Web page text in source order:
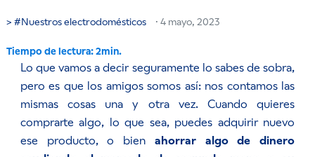
Nuestros electrodomésticos · 4 mayo, 2023
Lo que vamos a decir seguramente lo sabes de sobra,
pero es que los amigos somos así: nos contamos las
mismas cosas una y otra vez. Cuando quieres
comprarte algo, lo que sea, puedes adquirir nuevo
ese producto, o bien ahorrar algo de dinero